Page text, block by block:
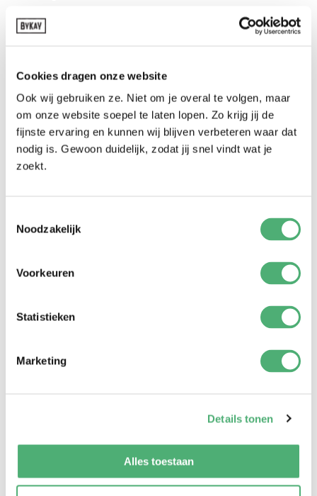
Cookies dragen onze website
Ook wij gebruiken ze. Niet om je overal te volgen, maar
om onze website soepel te laten lopen. Zo krijg jij de
fijnste ervaring en kunnen wij blijven verbeteren waar dat
nodig is. Gewoon duidelijk, zodat jij snel vindt wat je
zoekt.
Noodzakelijk
Voorkeuren
Statistieken
Marketing
Details tonen
Alles toestaan
Vind hier een aantal basis video’s.
Bezoek voor nog meer informatieve video’s en
de instructiekrant onzeinstructiepagina!
Basisinstructie